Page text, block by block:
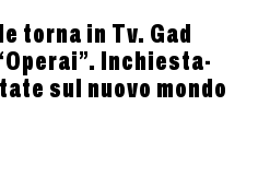
torna in Tv. Gad
Inchiesta-
sul nuovo mondo